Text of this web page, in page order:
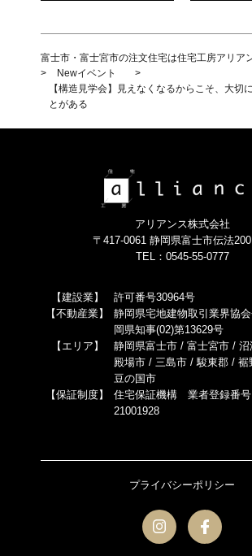
富士市・富士宮市の注文住宅は住宅工房アリア
>
Newイベント
>
【構造見学会】見えなくなるからこそ、大切
とがある
アリアンス株式会社
〒417-0061 静岡県富士市伝法
TEL：0545-55-0777
【建設業】
許可番号30964号
【不動産業】
静岡県宅地建物取引業界協
岡県知事(02)第13629号
【エリア】
静岡県富士市 / 富士宮市 /
殿場市 / 三島市 / 駿東郡 / 裾
豆の国市
【保証制度】
住宅保証機構 業者登録番号
21001928
プライバシーポリシー